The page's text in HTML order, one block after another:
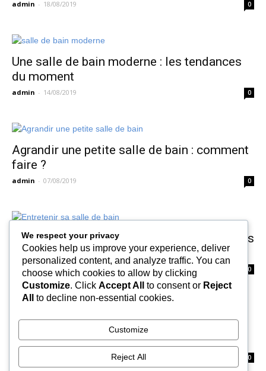
admin - 18/08/2019 0
Une salle de bain moderne : les tendances
du moment
admin - 14/08/2019 0
Agrandir une petite salle de bain : comment
faire ?
admin - 07/08/2019 0
Entretenir sa salle de bain avec des produits
bio
admin 03/08/2019 0
Décorer la salle de bain avec l’inimitable
papier peint
0
We respect your privacy
Cookies help us improve your experience, deliver
personalized content, and analyze traffic. You can
choose which cookies to allow by clicking
Customize. Click Accept All to consent or Reject
All
to decline non-essential cookies.
Customize
Reject All